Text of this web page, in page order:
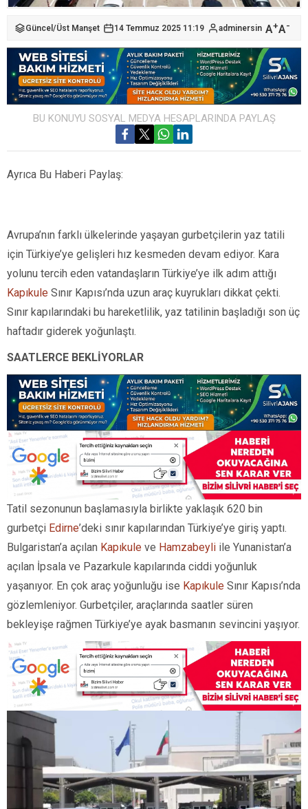
Güncel /Üst Manşet 14 Temmuz 2025 11:19 adminersin A+A-
BU KONUYU SOSYAL MEDYA HESAPLARINDA PAYLAŞ
Ayrıca Bu Haberi Paylaş:
Avrupa’nın farklı ülkelerinde yaşayan gurbetçilerin yaz tatili
için Türkiye’ye gelişleri hız kesmeden devam ediyor. Kara
yolunu tercih eden vatandaşların Türkiye’ye ilk adım attığı
Kapıkule Sınır Kapısı’nda uzun araç kuyrukları dikkat çekti.
Sınır kapılarındaki bu hareketlilik, yaz tatilinin başladığı son üç
haftadır giderek yoğunlaştı.
SAATLERCE BEKLİYORLAR
Tatil sezonunun başlamasıyla birlikte yaklaşık 620 bin
gurbetçi Edirne’deki sınır kapılarından Türkiye’ye giriş yaptı.
Bulgaristan’a açılan Kapıkule ve Hamzabeyli ile Yunanistan’a
açılan İpsala ve Pazarkule kapılarında ciddi yoğunluk
yaşanıyor. En çok araç yoğunluğu ise Kapıkule Sınır Kapısı’nda
gözlemleniyor. Gurbetçiler, araçlarında saatler süren
bekleyişe rağmen Türkiye’ye ayak basmanın sevincini yaşıyor.